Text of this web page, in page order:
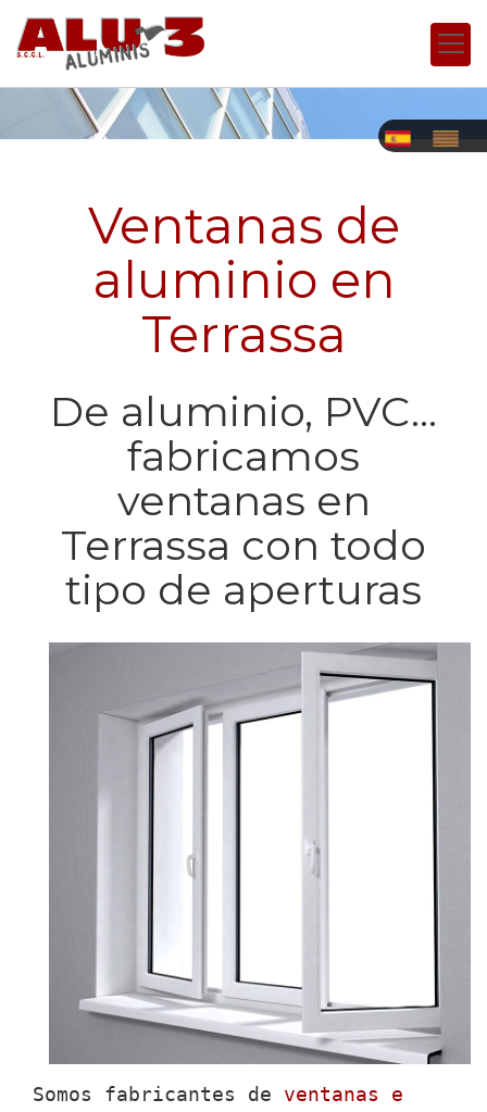
Ventanas de
aluminio en
Terrassa
De aluminio, PVC...
fabricamos
ventanas en
Terrassa con todo
tipo de aperturas
Somos fabricantes de ventanas e